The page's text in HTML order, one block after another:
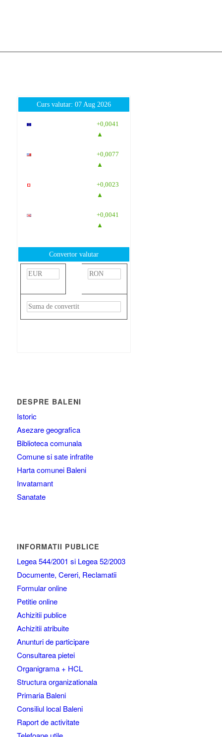
Curs valutar: 07 Aug 2026
+0,0041
▲
+0,0077
▲
+0,0023
▲
+0,0041
▲
Convertor valutar
DESPRE BALENI
Istoric
Asezare geografica
Biblioteca comunala
Comune si sate infratite
Harta comunei Baleni
Invatamant
Sanatate
INFORMATII PUBLICE
Legea 544/2001 si Legea 52/2003
Documente, Cereri, Reclamatii
Formular online
Petitie online
Achizitii publice
Achizitii atribuite
Anunturi de participare
Consultarea pietei
Organigrama + HCL
Structura organizationala
Primaria Baleni
Consiliul local Baleni
Raport de activitate